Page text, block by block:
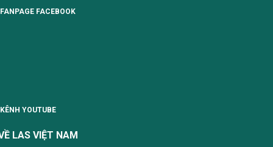
FANPAGE FACEBOOK
KÊNH YOUTUBE
LAS VIỆT NAM